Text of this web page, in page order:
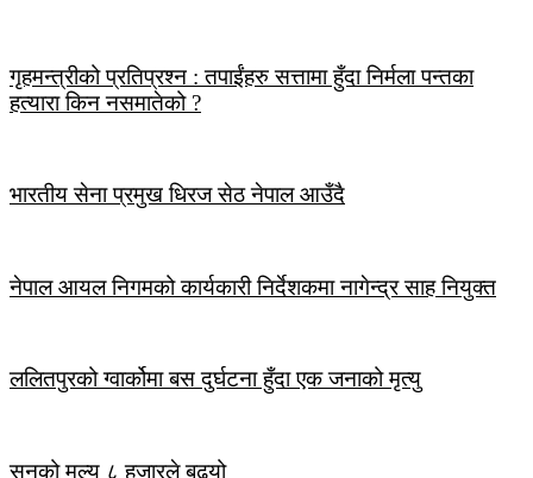
गृहमन्त्रीको प्रतिप्रश्न : तपाईंहरु सत्तामा हुँदा निर्मला पन्तका
हत्यारा किन नसमातेको ?
भारतीय सेना प्रमुख धिरज सेठ नेपाल आउँदै
नेपाल आयल निगमको कार्यकारी निर्देशकमा नागेन्द्र साह नियुक्त
ललितपुरको ग्वार्कोमा बस दुर्घटना हुँदा एक जनाको मृत्यु
सुनको मूल्य ८ हजारले बढ्यो